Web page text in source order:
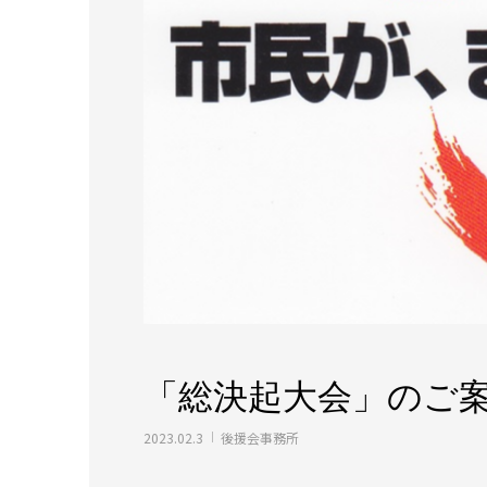
「総決起大会」のご
2023.02.3 後援会事務所